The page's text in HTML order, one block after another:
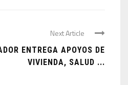
Next Article
ENTREGA APOYOS DE
VIVIENDA, SALUD ...